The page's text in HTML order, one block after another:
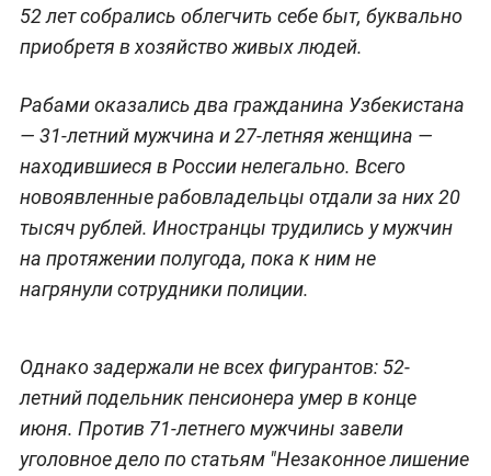
52 лет собрались облегчить себе быт, буквально
приобретя в хозяйство живых людей.
Рабами оказались два гражданина Узбекистана
— 31-летний мужчина и 27-летняя женщина —
находившиеся в России нелегально. Всего
новоявленные рабовладельцы отдали за них 20
тысяч рублей. Иностранцы трудились у мужчин
на протяжении полугода, пока к ним не
нагрянули сотрудники полиции.
Однако задержали не всех фигурантов: 52-
летний подельник пенсионера умер в конце
июня. Против 71-летнего мужчины завели
уголовное дело по статьям "Незаконное лишение